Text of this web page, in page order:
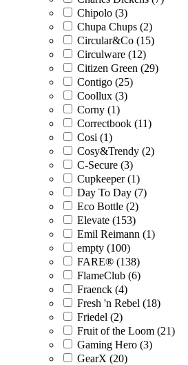
Chipolo (3)
Chupa Chups (2)
Circular&Co (15)
Circulware (12)
Citizen Green (29)
Contigo (25)
Coollux (3)
Corny (1)
Correctbook (11)
Cosi (1)
Cosy&Trendy (2)
C-Secure (3)
Cupkeeper (1)
Day To Day (7)
Eco Bottle (2)
Elevate (153)
Emil Reimann (1)
empty (100)
FARE® (138)
FlameClub (6)
Fraenck (4)
Fresh 'n Rebel (18)
Friedel (2)
Fruit of the Loom (21)
Gaming Hero (3)
GearX (20)